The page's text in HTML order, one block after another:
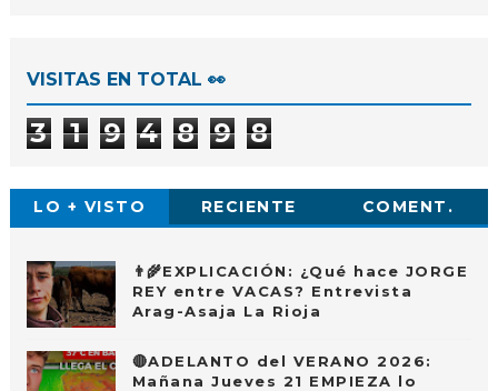
VISITAS EN TOTAL 👀
3 1 9 4 8 9 8
LO + VISTO RECIENTE COMENT.
👨‍🌾EXPLICACIÓN: ¿Qué hace JORGE
REY entre VACAS? Entrevista
Arag-Asaja La Rioja
🔴ADELANTO del VERANO 2026:
Mañana Jueves 21 EMPIEZA lo